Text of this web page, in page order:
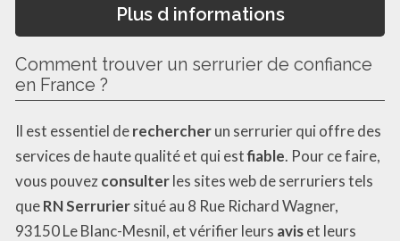
Plus d informations
Comment trouver un serrurier de confiance
en France ?
Il est essentiel derechercherun serrurier qui offre des
services de haute qualité et qui estfiable. Pour ce faire,
vous pouvezconsulterles sites web de serruriers tels
queRN Serruriersitué au 8 Rue Richard Wagner,
93150 Le Blanc-Mesnil, et vérifier leurs aviset leurs